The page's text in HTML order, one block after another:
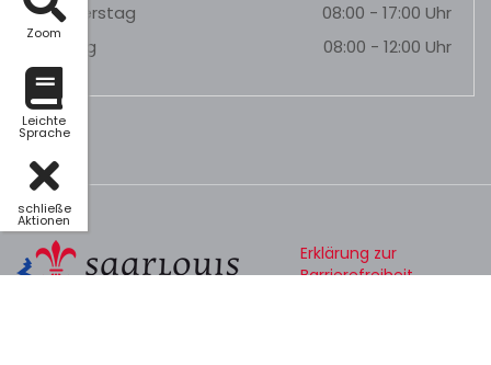
Zoom
Leichte
Sprache
schließe
Aktionen
Donnerstag
08:00 - 17:00 Uhr
Freitag
08:00 - 12:00 Uhr
Erklärung zur
Barrierefreiheit